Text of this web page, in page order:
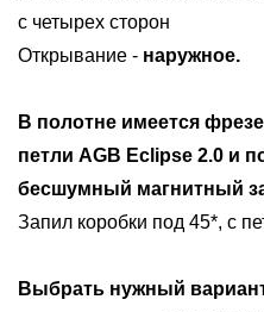
с четырех сторон
Открывание - наружное.
В полотне имеется
петли AGB Eclipse 2.0 и
бесшумный магнитный
Запил коробки под 45*, с
Выбрать нужный